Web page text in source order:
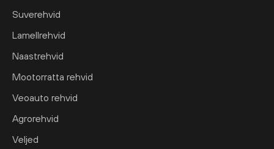
Suverehvid
Lamellrehvid
Naastrehvid
Mootorratta rehvid
Veoauto rehvid
Agrorehvid
Veljed